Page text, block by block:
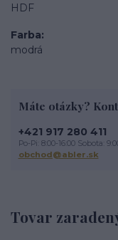
HDF
Farba
modrá
Tovar
Máte otázky?
+421 917 280 411
Po-Pi: 8:00-16:00 Sobota:
obchod@abler.sk